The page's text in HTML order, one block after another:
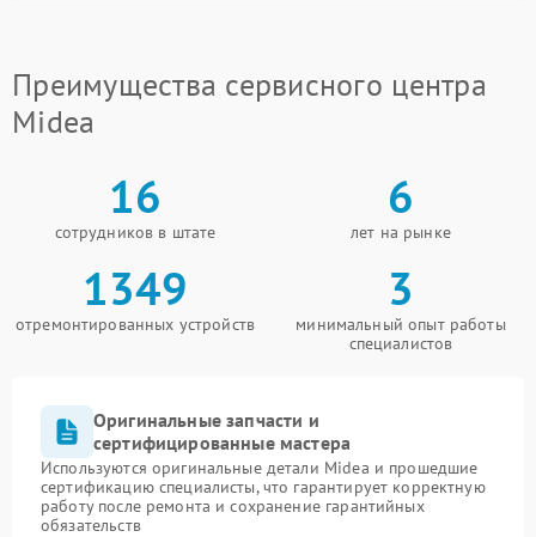
Преимущества сервисного центра
Midea
16
сотрудников в штате
6
лет на рынке
1349
отремонтированных устройств
3
минимальный опыт работы
специалистов
Оригинальные запчасти и
сертифицированные мастера
Используются оригинальные детали Midea и прошедшие
сертификацию специалисты, что гарантирует корректную
работу после ремонта и сохранение гарантийных
обязательств